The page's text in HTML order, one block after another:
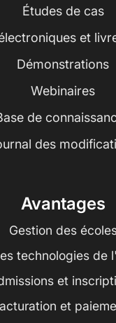
Études de cas
et
Démonstrations
Webinaires
de
des
Avantages
Gestion des
technologies de
et
et